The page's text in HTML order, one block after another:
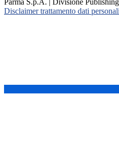
Disclaimer trattamento dati personali